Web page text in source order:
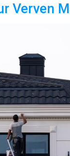
Verven